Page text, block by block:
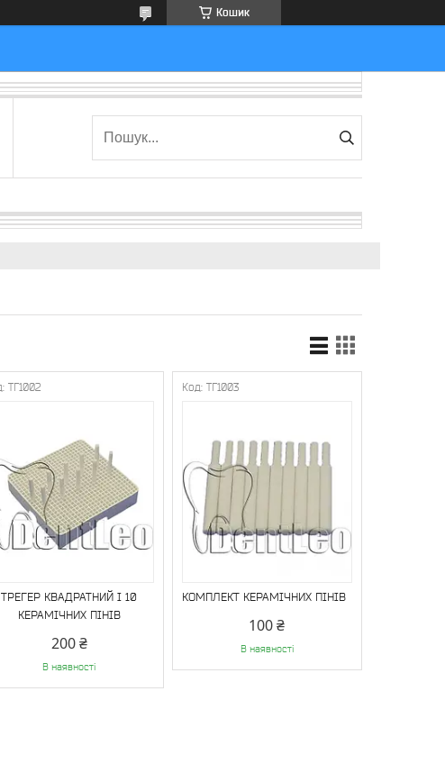
Кошик
ТГ1002
ТРЕГЕР КВАДРАТНИЙ І 10
КЕРАМІЧНИХ ПІНІВ
200 ₴
В наявності
ТГ1003
КОМПЛЕКТ КЕРАМІЧНИХ ПІНІВ
100 ₴
В наявності